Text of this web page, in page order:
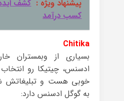
پیشنهاد ویژه : کشف
کسب درآمد
Chitika
بسیاری از وبمستران
ادسنس، چیتیکا رو
خوبی هست و تبلیغاتش
به گوگل ادسنس دارد: